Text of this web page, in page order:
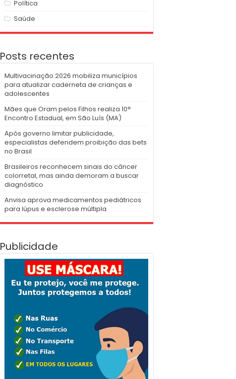
Política
Saúde
Posts recentes
Multivacinação 2026 mobiliza municípios
para atualizar caderneta de crianças e
adolescentes
Mães que Oram pelos Filhos realiza 10°
Encontro Estadual, em São Luís (MA)
Após governo limitar publicidade,
especialistas defendem proibição das bets
no Brasil
Brasileiros reconhecem sinais do câncer
colorretal, mas ainda demoram a buscar
diagnóstico
Anvisa aprova medicamentos pediátricos
para lúpus e esclerose múltipla
Publicidade